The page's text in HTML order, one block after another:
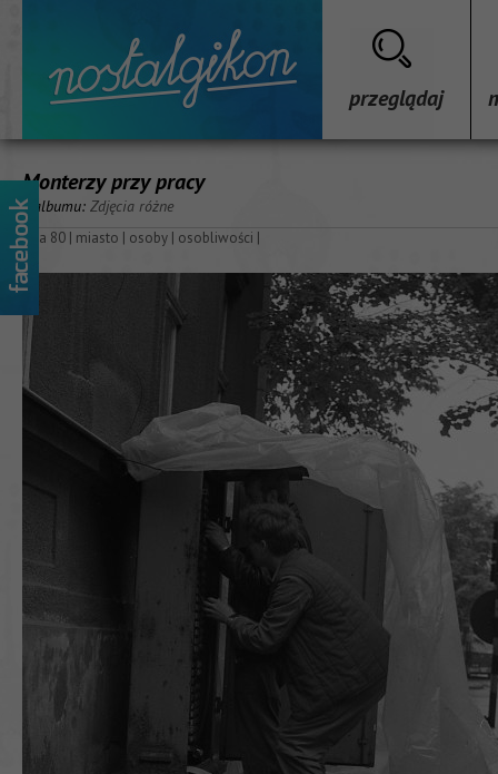
przeglądaj
Monterzy przy pracy
z albumu: Zdjęcia różne
lata 80 | miasto | osoby | osobliwości |